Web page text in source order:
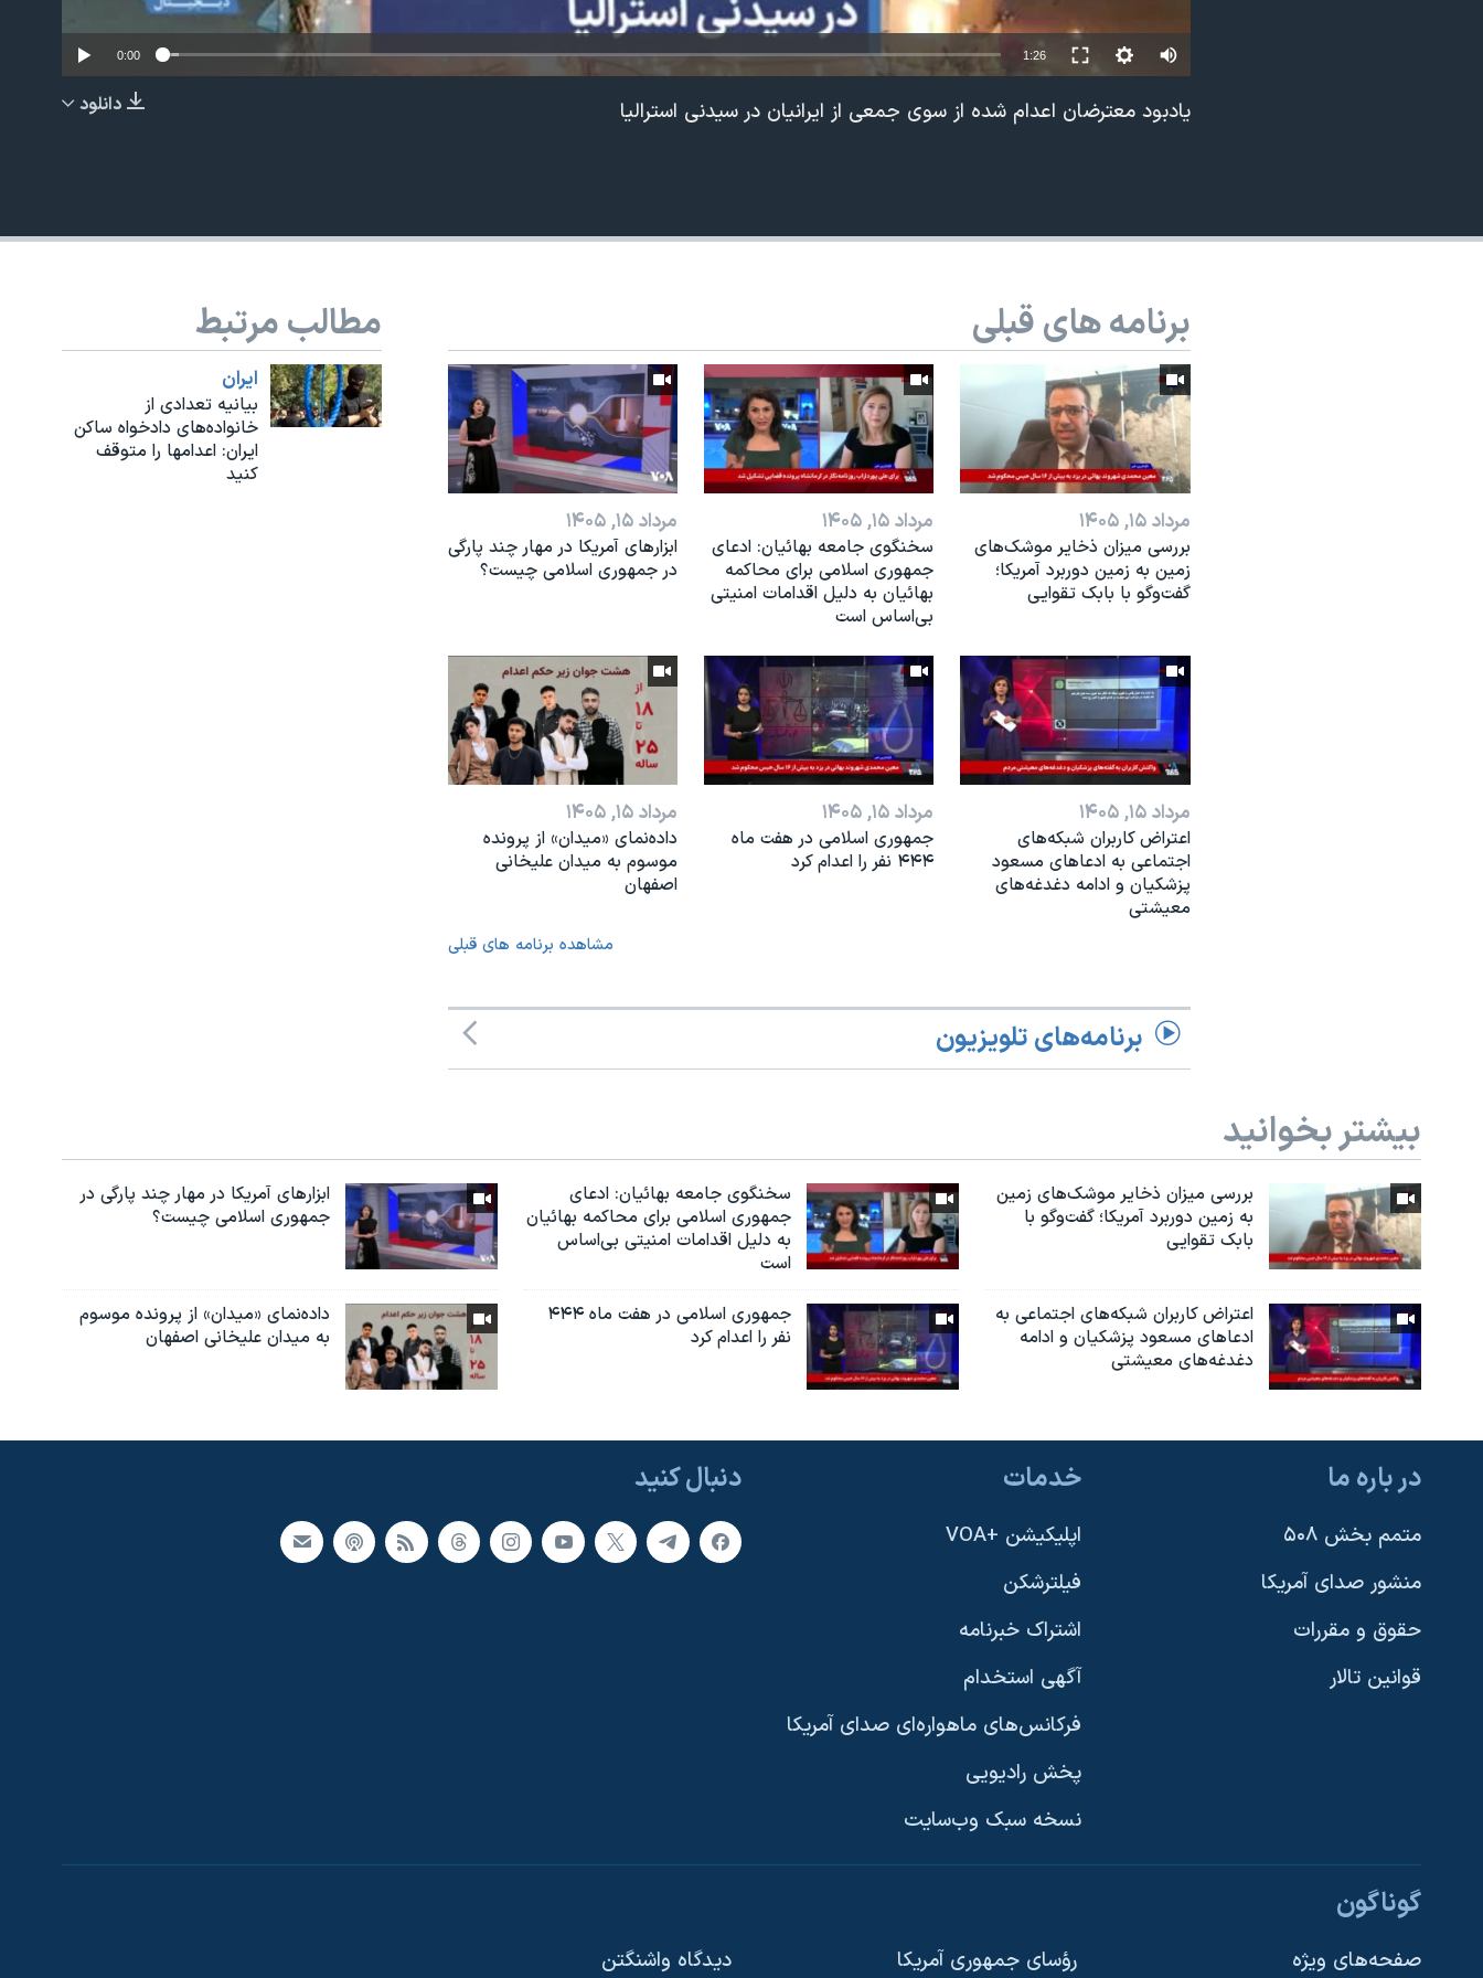
دنبال کنید
EMBED
0:00 1:26
دانلود یادبود معترضان اعدام شده از سوی جمعی از ایرانیان در سیدنی استرالیا
مطالب مرتبط
ايران
بیانیه تعدادی از
خانواده‌های دادخواه ساکن
ایران: اعدامها را متوقف
کنید
برنامه های قبلی
مرداد ۱۵, ۱۴۰۵
بررسی میزان ذخایر موشک‌های
زمین به زمین دوربرد آمریکا؛
گفت‌وگو با بابک تقوایی
مرداد ۱۵, ۱۴۰۵
سخنگوی جامعه بهائیان: ادعای
جمهوری اسلامی برای محاکمه
بهائیان به دلیل اقدامات امنیتی
بی‌اساس است
مرداد ۱۵, ۱۴۰۵
ابزارهای آمریکا در مهار چند پارگی
در جمهوری اسلامی چیست؟
مرداد ۱۵, ۱۴۰۵
اعتراض کاربران شبکه‌های
اجتماعی به ادعاهای مسعود
پزشکیان و ادامه دغدغه‌های
معیشتی
مرداد ۱۵, ۱۴۰۵
جمهوری اسلامی در هفت ماه
۴۴۴ نفر را اعدام کرد
مرداد ۱۵, ۱۴۰۵
داده‌نمای «میدان» از پرونده
موسوم به میدان علیخانی
اصفهان
مشاهده برنامه های قبلی
برنامه‌های تلویزیون
بیشتر بخوانید
بررسی میزان ذخایر موشک‌های زمین
به زمین دوربرد آمریکا؛ گفت‌وگو با
بابک تقوایی
سخنگوی جامعه بهائیان: ادعای
جمهوری اسلامی برای محاکمه بهائیان
به دلیل اقدامات امنیتی بی‌اساس
است
ابزارهای آمریکا در مهار چند پارگی در
جمهوری اسلامی چیست؟
اعتراض کاربران شبکه‌های اجتماعی به
ادعاهای مسعود پزشکیان و ادامه
دغدغه‌های معیشتی
جمهوری اسلامی در هفت ماه ۴۴۴
نفر را اعدام کرد
داده‌نمای «میدان» از پرونده موسوم
به میدان علیخانی اصفهان
دنبال کنید در باره ما
متمم بخش ۵۰۸
منشور صدای آمریکا
حقوق و مقررات
قوانین تالار
خدمات
اپلیکیشن +VOA
فیلترشکن
اشتراک خبرنامه
آگهی استخدام
فرکانس‌های ماهواره‌ای صدای آمریکا
پخش رادیویی
نسخه سبک وب‌سایت
گوناگون
صفحه‌های ویژه رؤسای جمهوری آمریکا دیدگاه‌ واشنگتن